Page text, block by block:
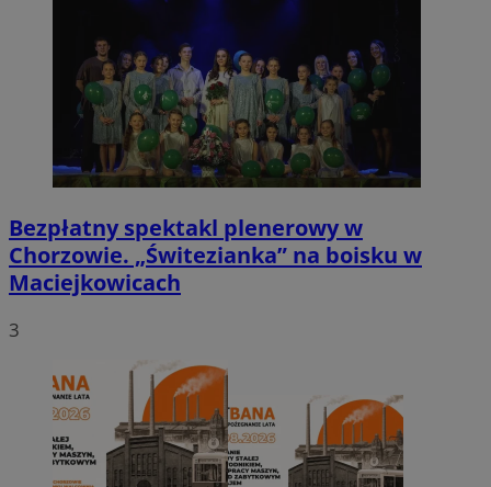
Bezpłatny spektakl plenerowy w
Chorzowie. „Świtezianka” na boisku w
Maciejkowicach
3